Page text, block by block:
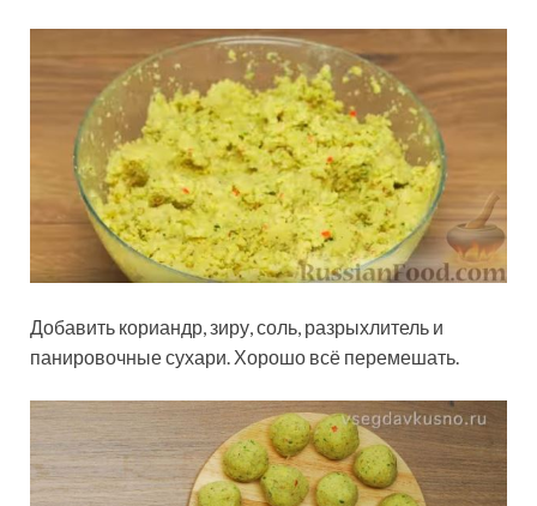
Добавить кориандр, зиру, соль, разрыхлитель и
панировочные сухари. Хорошо всё перемешать.